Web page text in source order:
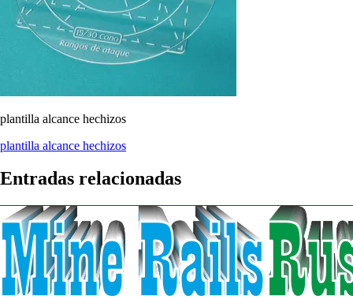
plantilla alcance hechizos
Navegación
de
entradas
plantilla alcance hechizos
Entradas relacionadas